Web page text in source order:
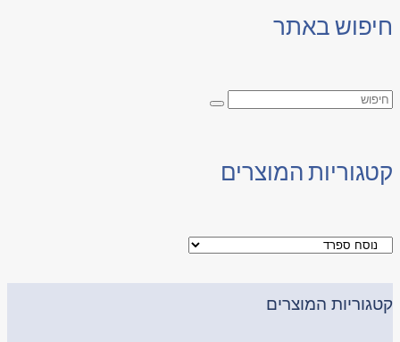
חיפוש באתר
קטגוריות המוצרים
קטגוריות המוצרים